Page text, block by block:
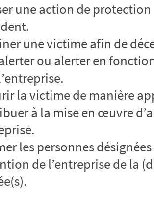
une action de
une victime afin de
ou alerter en
la victime de manière
à la mise en œuvre
les personnes
de l’entreprise de la